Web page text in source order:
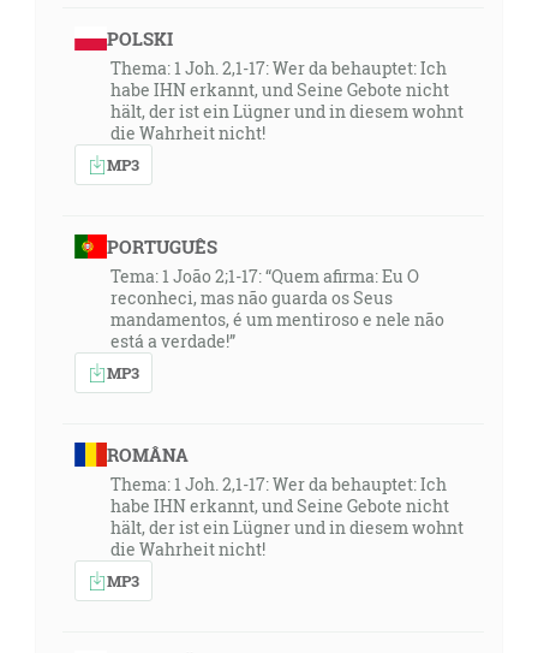
POLSKI
Thema: 1 Joh. 2,1-17: Wer da behauptet: Ich
habe IHN erkannt, und Seine Gebote nicht
hält, der ist ein Lügner und in diesem wohnt
die Wahrheit nicht!
MP3
PORTUGUÊS
Tema: 1 João 2;1-17: “Quem afirma: Eu O
reconheci, mas não guarda os Seus
mandamentos, é um mentiroso e nele não
está a verdade!”
MP3
ROMÂNA
Thema: 1 Joh. 2,1-17: Wer da behauptet: Ich
habe IHN erkannt, und Seine Gebote nicht
hält, der ist ein Lügner und in diesem wohnt
die Wahrheit nicht!
MP3